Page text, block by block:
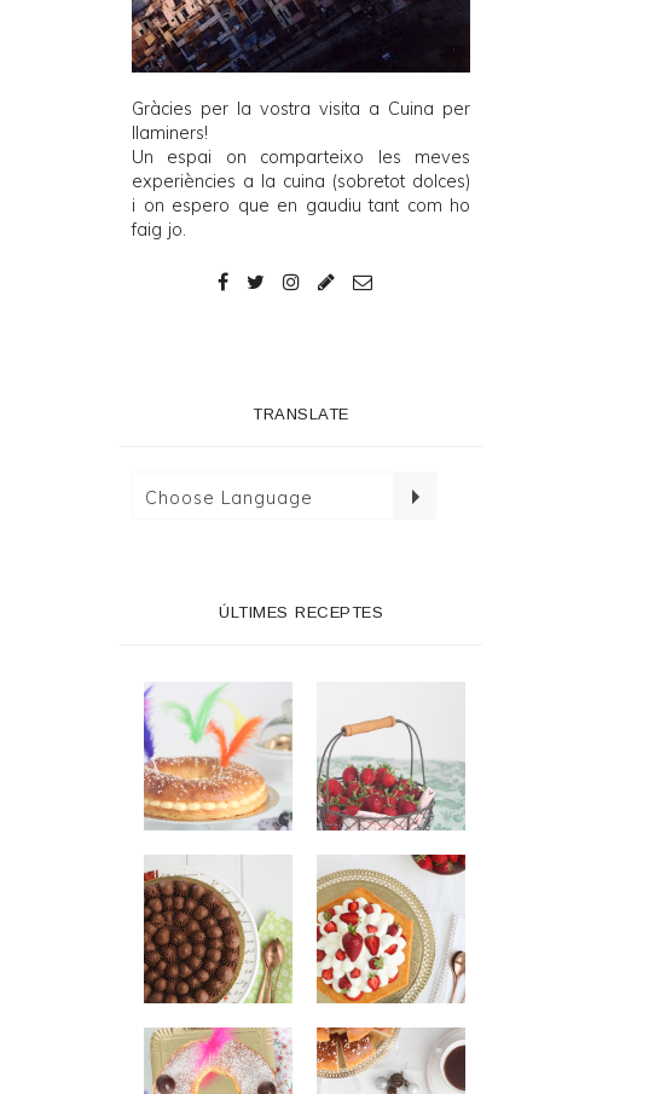
Gràcies per la vostra visita a Cuina per
llaminers!
Un espai on comparteixo les meves
experiències a la cuina (sobretot dolces)
i on espero que en gaudiu tant com ho
faig jo.
TRANSLATE
ÚLTIMES RECEPTES